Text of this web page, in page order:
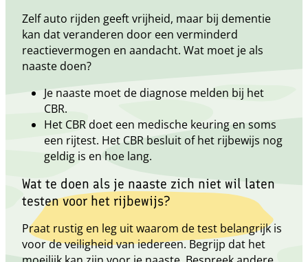
Zelf auto rijden geeft vrijheid, maar bij dementie
kan dat veranderen door een verminderd
reactievermogen en aandacht. Wat moet je als
naaste doen?
Je naaste moet de diagnose melden bij het
CBR.
Het CBR doet een medische keuring en soms
een rijtest. Het CBR besluit of het rijbewijs nog
geldig is en hoe lang.
Wat te doen als je naaste zich niet wil laten
testen voor het rijbewijs?
Praat rustig en leg uit waarom de test belangrijk is
voor de veiligheid van iedereen. Begrijp dat het